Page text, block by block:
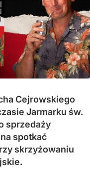
Cejrowskiego
Jarmarku św.
sprzedaży
spotkać
skrzyżowaniu